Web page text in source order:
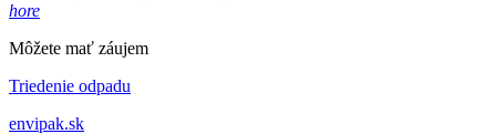
hore
Môžete mať záujem
Triedenie odpadu
envipak.sk